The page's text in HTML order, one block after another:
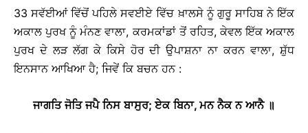
33 ਸਵੱਈਆਂ ਵਿੱਚੋਂ ਪਹਿਲੇ ਸਵਈਏ ਵਿੱਚ ਖ਼ਾਲਸੇ ਨੂੰ ਗੁਰੂ ਸਾਹਿਬ ਨੇ ਇੱਕ
ਅਕਾਲ ਪੁਰਖ ਨੂੰ ਮੰਨਣ ਵਾਲਾ, ਕਰਮਕਾਂਡਾਂ ਤੋਂ ਰਹਿਤ, ਕੇਵਲ ਇੱਕ ਅਕਾਲ
ਪੁਰਖ ਦੇ ਲੜ ਲੱਗ ਕੇ ਕਿਸੇ ਹੋਰ ਦੀ ਉਪਾਸ਼ਨਾ ਨਾ ਕਰਨ ਵਾਲਾ, ਸ਼ੁੱਧ
ਇਨਸਾਨ ਆਖਿਆ ਹੈ; ਜਿਵੇਂ ਕਿ ਬਚਨ ਹਨ :
ਜਾਗਤਿ ਜੋਤਿ ਜਪੈ ਨਿਸ ਬਾਸੁਰ;ਏਕ ਬਿਨਾ,ਮਨ ਨੈਕ ਨ ਆਨੈ ॥